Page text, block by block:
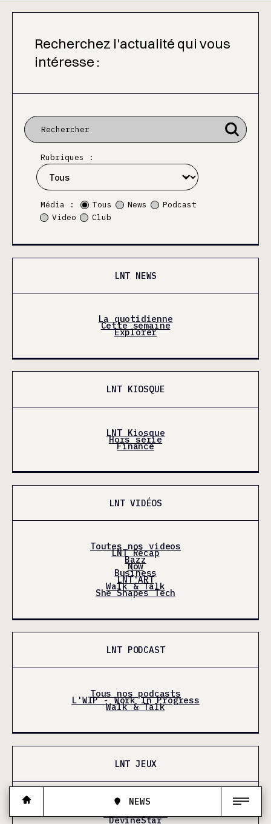
NEWS
Recherchez l'actualité qui vous
intéresse :
Rubriques :
Média : Tous News
Podcast
Video
Club
LNT NEWS
La quotidienne
Cette semaine
Explorer
LNT KIOSQUE
LNT Kiosque
Hors série
Finance
LNT VIDÉOS
Toutes nos videos
LNT Récap
Bazz
Now
Business
LNT'ART
Walk & Talk
She Shapes Tech
LNT PODCAST
Tous nos podcasts
L'WIP - Work In Progress
Walk & Talk
LNT JEUX
Tous les jeux
Mots croisés
DevineStar